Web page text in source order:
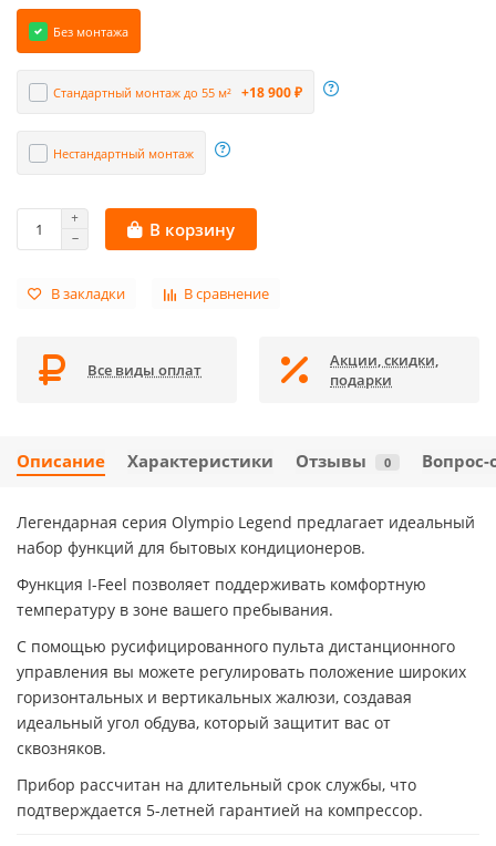
Без монтажа
Стандартный монтаж до 55 м² +18 900 ₽
Нестандартный монтаж
В корзину
В закладки В сравнение
Все виды оплат
Акции, скидки,
подарки
Описание Характеристики Отзывы 0 Вопрос-
Легендарная серия Olympio Legend предлагает идеальный
набор функций для бытовых кондиционеров.
Функция I-Feel позволяет поддерживать комфортную
температуру в зоне вашего пребывания.
С помощью русифицированного пульта дистанционного
управления вы можете регулировать положение широких
горизонтальных и вертикальных жалюзи, создавая
идеальный угол обдува, который защитит вас от
сквозняков.
Прибор рассчитан на длительный срок службы, что
подтверждается 5-летней гарантией на компрессор.